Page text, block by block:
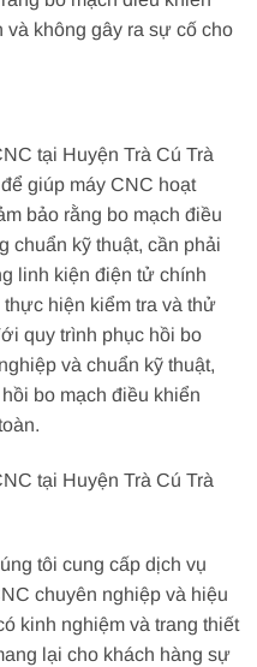
không gây ra sự cố cho
tại Huyện Trà Cú Trà
giúp máy CNC hoạt
bảo rằng bo mạch điều
chuẩn kỹ thuật, cần phải
linh kiện điện tử chính
hiện kiểm tra và thử
quy trình phục hồi bo
và chuẩn kỹ thuật,
bo mạch điều khiển
tại Huyện Trà Cú Trà
tôi cung cấp dịch vụ
chuyên nghiệp và hiệu
kinh nghiệm và trang thiết
lại cho khách hàng sự